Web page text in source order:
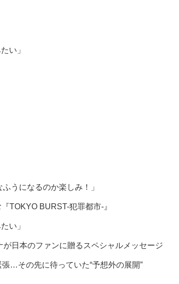
い」
うになるのか楽しみ！」
TOKYO BURST-犯罪都市-』
い」
が日本のファンに贈るスペシャルメッセージ
…その先に待っていた“予想外の展開”